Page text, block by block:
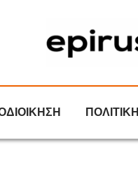
ΠΟΛΙΤΙΚΗ